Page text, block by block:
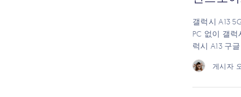
갤럭시 A13
PC 없이 갤
럭시 A13 구
게시자